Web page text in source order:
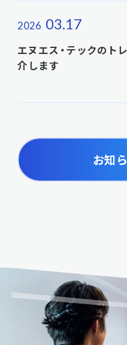
2026 03.17
エヌエス・テックのト
介します
お知